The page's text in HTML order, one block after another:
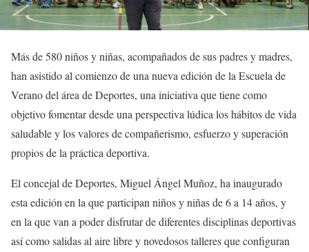
Más de 580 niños y niñas, acompañados de sus padres y madres,
han asistido al comienzo de una nueva edición de la Escuela de
Verano del área de Deportes, una iniciativa que tiene como
objetivo fomentar desde una perspectiva lúdica los hábitos de vida
saludable y los valores de compañerismo, esfuerzo y superación
propios de la práctica deportiva.
El concejal de Deportes, Miguel Ángel Muñoz, ha inaugurado
esta edición en la que participan niños y niñas de 6 a 14 años, y
en la que van a poder disfrutar de diferentes disciplinas deportivas
así como salidas al aire libre y novedosos talleres que configuran